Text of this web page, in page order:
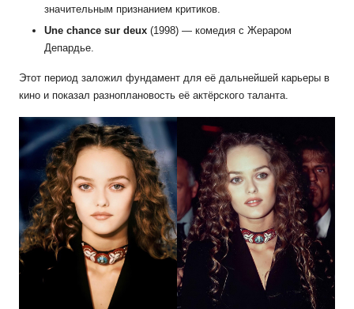
значительным признанием критиков.
Une chance sur deux (1998) — комедия с Жераром
Депардье.
Этот период заложил фундамент для её дальнейшей карьеры в
кино и показал разноплановость её актёрского таланта.